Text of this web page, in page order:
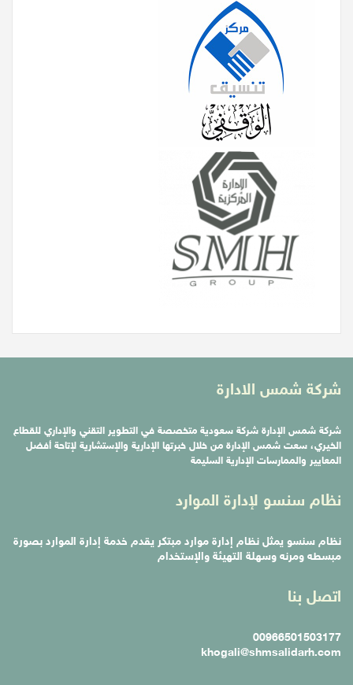
شركة شمس الادارة
شركة شمس الإدارة شركة سعودية متخصصة في التطوير التقني والإداري للقطاع
الخيري، سعت شمس الإدارة من خلال خبرتها الإدارية والإستشارية لإتاحة أفضل
المعايير والممارسات الإدارية السليمة
نظام سنسو لإدارة الموارد
نظام سنسو يمثل نظام إدارة موارد مبتكر يقدم خدمة إدارة الموارد بصورة
مبسطه ومرنه وسهلة التهيئة والإستخدام
اتصل بنا
00966501503177
khogali@shmsalidarh.com